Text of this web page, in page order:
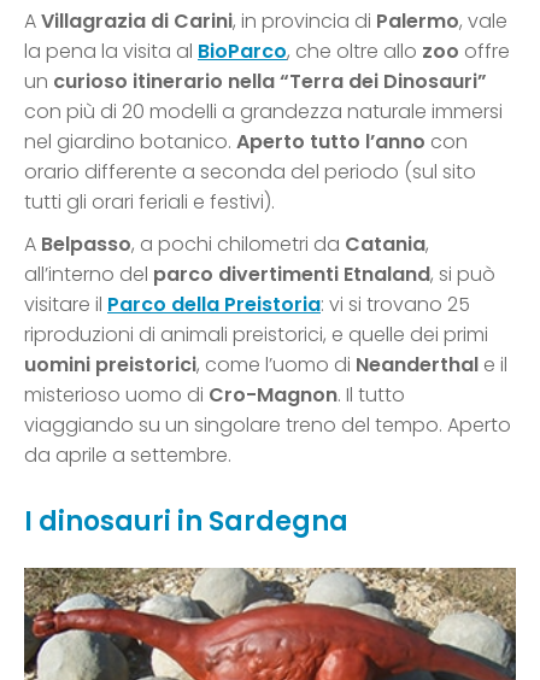
AVillagrazia di Carini, in provincia di Palermo, vale
la pena la visita al BioParco, che oltre allo zoo offre
un curioso itinerario nella “Terra dei Dinosauri”
con più di 20 modelli a grandezza naturale immersi
nel giardino botanico. Aperto tutto l’anno con
orario differente a seconda del periodo (sul sito
tutti gli orari feriali e festivi).
A Belpasso, a pochi chilometri da Catania,
all’interno del parco divertimenti Etnaland, si può
visitare il Parco della Preistoria: vi si trovano 25
riproduzioni di animali preistorici, e quelle dei primi
uomini preistorici, come l’uomo di Neanderthal e il
misterioso uomo di Cro-Magnon. Il tutto
viaggiando su un singolare treno del tempo. Aperto
da aprile a settembre.
I dinosauri in Sardegna